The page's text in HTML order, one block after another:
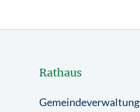
Rathaus
Gemeindeverwaltung